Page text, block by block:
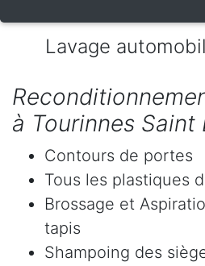
Lavage
à Tourinnes Saint
Contours de portes
Tous les plastiques
Brossage et
tapis
Shampoing des